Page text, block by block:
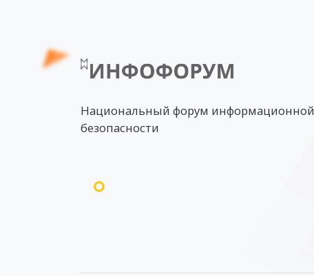
Национальный форум информационной
безопасности